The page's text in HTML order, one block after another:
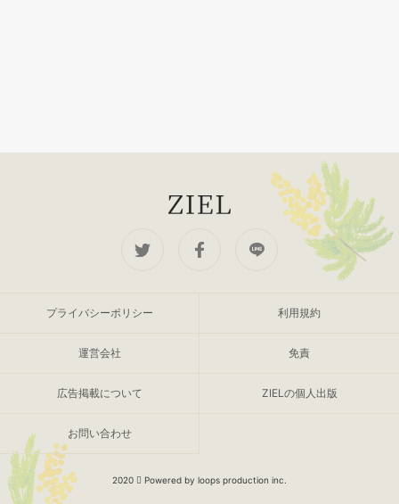
プライバシーポリシー 利用規約
運営会社 免責
広告掲載について ZIELの個人出版
お問い合わせ
2020 Powered by loops production inc.